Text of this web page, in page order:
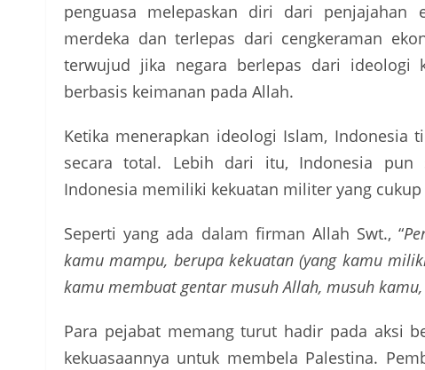
penguasa melepaskan diri dari penjajahan
merdeka dan terlepas dari cengkeraman
terwujud jika negara berlepas dari ideologi
berbasis keimanan pada Allah.
Ketika menerapkan ideologi Islam,
secara total. Lebih dari itu, Indonesia pun
Indonesia memiliki kekuatan militer yang
Seperti yang ada dalam firman Allah Swt., “
kamu mampu, berupa kekuatan (yang kamu
kamu membuat gentar musuh Allah, musuh
Para pejabat memang turut hadir pada aksi
kekuasaannya untuk membela Palestina.